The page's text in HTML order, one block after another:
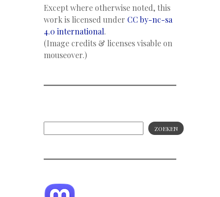
Except where otherwise noted, this
work is licensed under CC by-nc-sa
4.0 international.
(Image credits & licenses visable on
mouseover.)
ZOEKEN